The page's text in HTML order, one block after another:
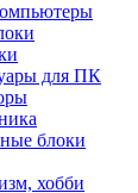
для ПК
блоки